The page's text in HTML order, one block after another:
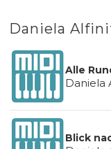
Daniela
Alle
Daniela
Blick